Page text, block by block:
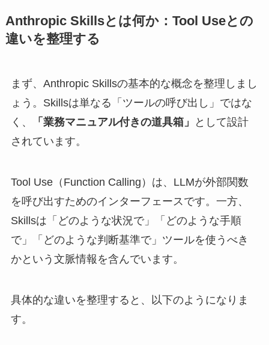
Anthropic Skillsとは何か：Tool Useとの
違いを整理する
まず、Anthropic Skillsの基本的な概念を整理しまし
ょう。Skillsは単なる「ツールの呼び出し」ではな
く、
「業務マニュアル付きの道具箱」
として設計
されています。
Tool Use（Function Calling）は、LLMが外部関数
を呼び出すためのインターフェースです。一方、
Skillsは「どのような状況で」「どのような手順
で」「どのような判断基準で」ツールを使うべき
かという文脈情報を含んでいます。
具体的な違いを整理すると、以下のようになりま
す。